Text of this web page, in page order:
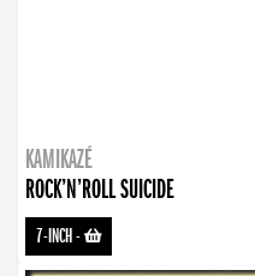
KAMIKAZÉ
ROCK’N’ROLL SUICIDE
7-INCH-